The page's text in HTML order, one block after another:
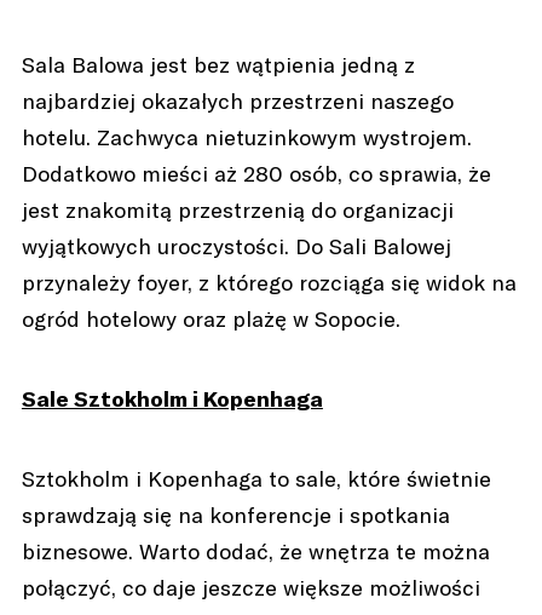
Sala Balowa jest bez wątpienia jedną z
najbardziej okazałych przestrzeni naszego
hotelu. Zachwyca nietuzinkowym wystrojem.
Dodatkowo mieści aż 280 osób, co sprawia, że
jest znakomitą przestrzenią do organizacji
wyjątkowych uroczystości. Do Sali Balowej
przynależy foyer, z którego rozciąga się widok na
ogród hotelowy oraz plażę w Sopocie.
Sale Sztokholm i Kopenhaga
Sztokholm i Kopenhaga to sale, które świetnie
sprawdzają się na konferencje i spotkania
biznesowe. Warto dodać, że wnętrza te można
połączyć, co daje jeszcze większe możliwości